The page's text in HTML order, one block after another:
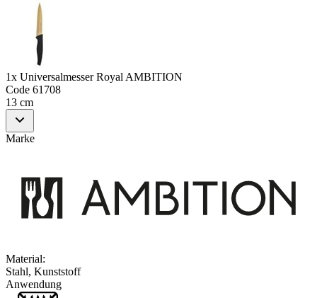
1x Universalmesser Royal AMBITION
Code 61708
13 cm
Marke
Material:
Stahl, Kunststoff
Anwendung